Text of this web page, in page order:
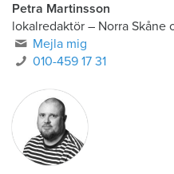
Petra Martinsson
lokalredaktör – Norra Skåne
Mejla mig
010-459 17 31